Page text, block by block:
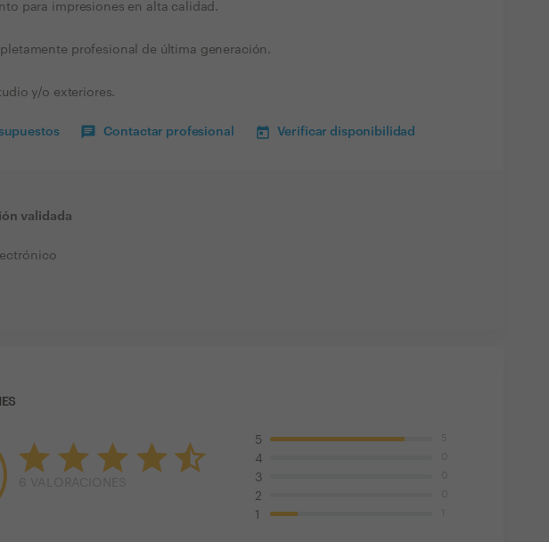
para impresiones en alta calidad.
profesional de última generación.
y/o exteriores.
Contactar profesional Verificar disponibilidad
validada
5
4
3
2
1